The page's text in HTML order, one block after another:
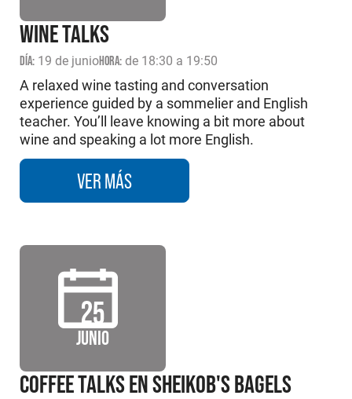
WINE TALKS
DÍA: 19 de junioHORA: de 18:30 a 19:50
A relaxed wine tasting and conversation
experience guided by a sommelier and English
teacher. You’ll leave knowing a bit more about
wine and speaking a lot more English.
VER MÁS
25
JUNIO
COFFEE TALKS EN SHEIKOB'S BAGELS